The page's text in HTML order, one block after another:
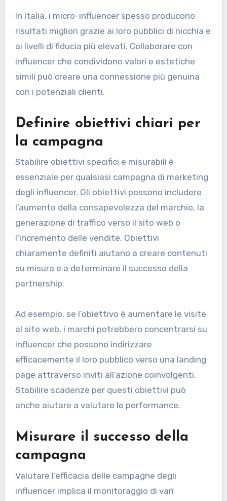
In Italia, i micro-influencer spesso producono
risultati migliori grazie ai loro pubblici di nicchia e
ai livelli di fiducia più elevati. Collaborare con
influencer che condividono valori e estetiche
simili può creare una connessione più genuina
con i potenziali clienti.
Definire obiettivi chiari per
la campagna
Stabilire obiettivi specifici e misurabili è
essenziale per qualsiasi campagna di marketing
degli influencer. Gli obiettivi possono includere
l’aumento della consapevolezza del marchio, la
generazione di traffico verso il sito web o
l’incremento delle vendite. Obiettivi
chiaramente definiti aiutano a creare contenuti
su misura e a determinare il successo della
partnership.
Ad esempio, se l’obiettivo è aumentare le visite
al sito web, i marchi potrebbero concentrarsi su
influencer che possono indirizzare
efficacemente il loro pubblico verso una landing
page attraverso inviti all’azione coinvolgenti.
Stabilire scadenze per questi obiettivi può
anche aiutare a valutare le performance.
Misurare il successo della
campagna
Valutare l’efficacia delle campagne degli
influencer implica il monitoraggio di vari